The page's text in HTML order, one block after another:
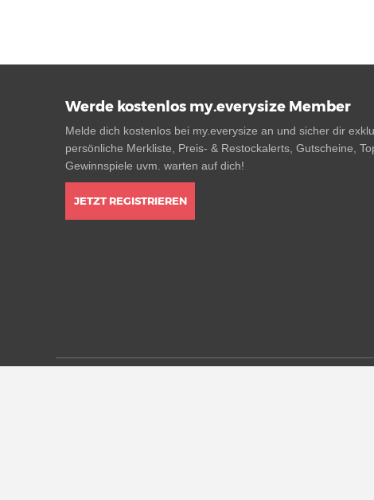
Werde kostenlos my.everysize Member
Melde dich kostenlos bei my.everysize an und sicher dir
persönliche Merkliste, Preis- & Restockalerts, Gutscheine,
Gewinnspiele uvm. warten auf dich!
JETZT REGISTRIEREN